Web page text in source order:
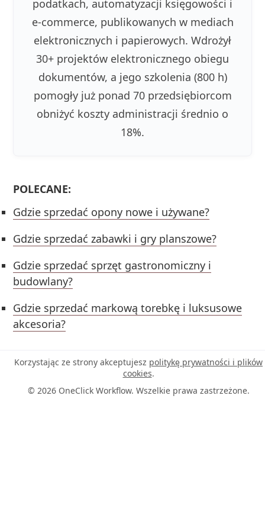
podatkach, automatyzacji księgowości i
e-commerce, publikowanych w mediach
elektronicznych i papierowych. Wdrożył
30+ projektów elektronicznego obiegu
dokumentów, a jego szkolenia (800 h)
pomogły już ponad 70 przedsiębiorcom
obniżyć koszty administracji średnio o
18%.
POLECANE:
Gdzie sprzedać opony nowe i używane?
Gdzie sprzedać zabawki i gry planszowe?
Gdzie sprzedać sprzęt gastronomiczny i
budowlany?
Gdzie sprzedać markową torebkę i luksusowe
akcesoria?
Korzystając ze strony akceptujesz politykę prywatności i plików
cookies.
© 2026 OneClick Workflow. Wszelkie prawa zastrzeżone.